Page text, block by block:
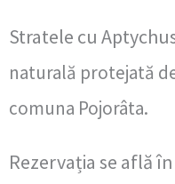
Stratele cu
naturală protejată
comuna Pojorâta.
Rezervația se află